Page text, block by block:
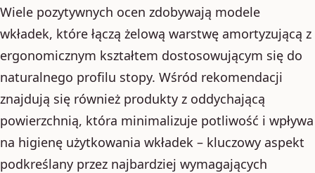
Wiele pozytywnych ocen zdobywają modele
wkładek, które łączą żelową warstwę amortyzującą z
ergonomicznym kształtem dostosowującym się do
naturalnego profilu stopy. Wśród rekomendacji
znajdują się również produkty z oddychającą
powierzchnią, która minimalizuje potliwość i wpływa
na higienę użytkowania wkładek – kluczowy aspekt
podkreślany przez najbardziej wymagających